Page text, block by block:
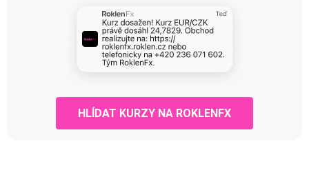
HLÍDAT KURZY NA ROKLENFX